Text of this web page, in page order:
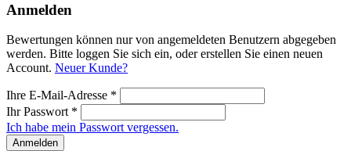
Anmelden
Bewertungen können nur von angemeldeten Benutzern abgegeben
werden. Bitte loggen Sie sich ein, oder erstellen Sie einen neuen
Account. Neuer Kunde?
Ihre E-Mail-Adresse *
Ihr Passwort *
Ich habe mein Passwort vergessen.
Anmelden